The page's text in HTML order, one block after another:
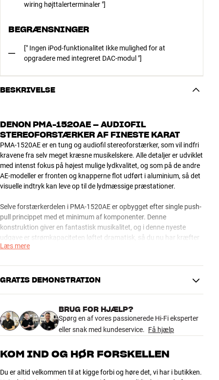
wiring højttalerterminaler "]
BEGRÆNSNINGER
[" Ingen iPod-funktionalitet Ikke mulighed for at
opgradere med integreret DAC-modul "]
BESKRIVELSE
DENON PMA-1520AE – AUDIOFIL
STEREOFORSTÆRKER AF FINESTE KARAT
PMA-1520AE er en tung og audiofil stereoforstærker, som vil indfri
kravene fra selv meget kræsne musikelskere. Alle detaljer er udviklet
med intenst fokus på højest mulige lydkvalitet, og som på de andre
AE-modeller er fronten og knapperne flot udført i aluminium, så det
visuelle indtryk kan leve op til de lydmæssige præstationer.
Selve forstærkerdelen i PMA-1520AE er opbygget efter single push-
pull princippet med et minimum af komponenter. Denne
konstruktion giver en fantastisk musikalitet, og i denne nyeste
udgave er strømkapaciteten løftet dramatisk, så du nu har kræfter
til at drive langt de fleste af markedets seriøse hi-fi-højttalere i
over en højkvalitets pladespillerindgang til både MM- og MC-
pickupper.
Bedre lyd end nogensinde På ydersiden ligner PMA-1520AE sin
EISA-vindende forgænger PMA-1510AE til forveksling. Men under
har bevæget sig op på et helt nyt niveau. En ny, avanceret udgave
af Denons hæderkronede UHC MOS Single push-pull kredsløb har
nemlig givet dramatisk større strømressourcer, uden at den
Læs mere
GRATIS DEMONSTRATION
BRUG FOR HJÆLP?
Spørg en af vores passionerede Hi-Fi eksperter
eller snak med kundeservice. Få hjælp
KOM IND OG HØR FORSKELLEN
Du er altid velkommen til at kigge forbi og høre det, vi har i butikken.